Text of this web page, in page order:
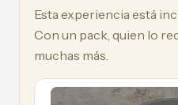
Esta experiencia está
Con un pack, quien lo
muchas más.